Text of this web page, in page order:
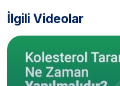
İlgili Videolar